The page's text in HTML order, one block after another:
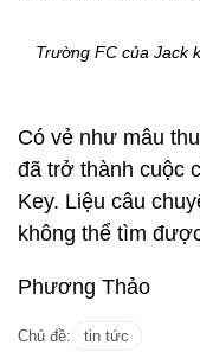
Trường FC của Jack
Có vẻ như mâu
đã trở thành cuộc
Key. Liệu câu
không thể tìm
Phương Thảo
Chủ đề: tin tức